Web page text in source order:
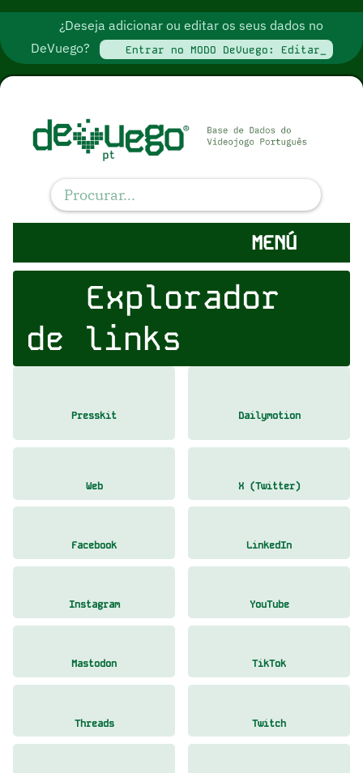
¿Deseja adicionar ou editar os seus dados no
DeVuego?
Entrar no MODO DeVuego: Editar_
MENÚ
Explorador
de links
Presskit Dailymotion
Web X (Twitter)
Facebook LinkedIn
Instagram YouTube
Mastodon TikTok
Threads Twitch